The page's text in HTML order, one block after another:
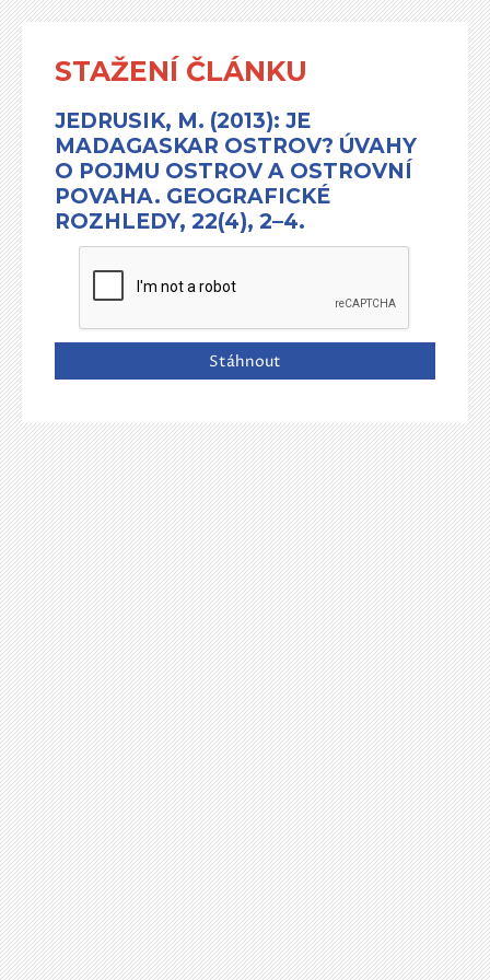
STAŽENÍ ČLÁNKU
JEDRUSIK, M. (2013): JE
MADAGASKAR OSTROV? ÚVAHY
O POJMU OSTROV A OSTROVNÍ
POVAHA. GEOGRAFICKÉ
ROZHLEDY, 22(4), 2–4.